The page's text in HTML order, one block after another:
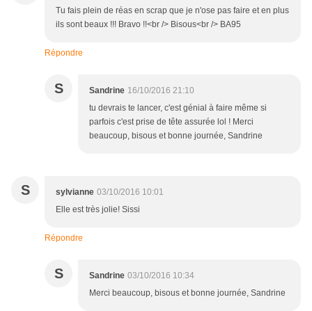
Tu fais plein de réas en scrap que je n'ose pas faire et en plus
ils sont beaux !!! Bravo !!<br /> Bisous<br /> BA95
Répondre
S Sandrine 16/10/2016 21:10
tu devrais te lancer, c'est génial à faire même si
parfois c'est prise de tête assurée lol ! Merci
beaucoup, bisous et bonne journée, Sandrine
S sylvianne 03/10/2016 10:01
Elle est très jolie! Sissi
Répondre
S Sandrine 03/10/2016 10:34
Merci beaucoup, bisous et bonne journée, Sandrine